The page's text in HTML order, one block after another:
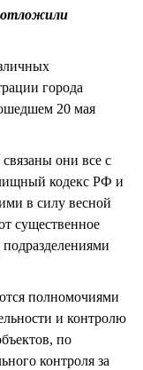
города
20 мая
они все с
кодекс РФ и
в силу весной
существенное
полномочиями
и контролю
по
контроля за